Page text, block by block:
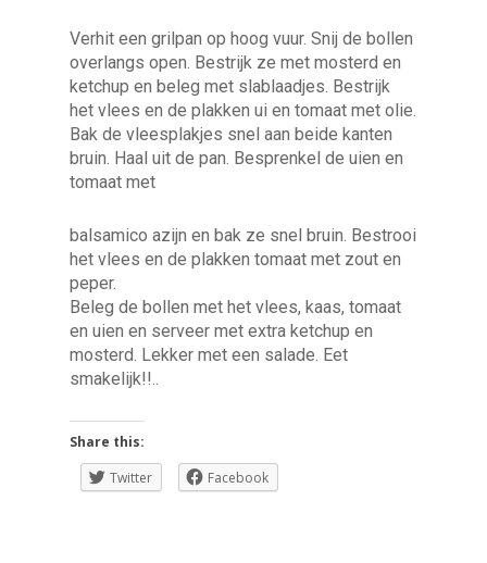
Verhit een grilpan op hoog vuur. Snij de bollen
overlangs open. Bestrijk ze met mosterd en
ketchup en beleg met slablaadjes. Bestrijk
het vlees en de plakken ui en tomaat met olie.
Bak de vleesplakjes snel aan beide kanten
bruin. Haal uit de pan. Besprenkel de uien en
tomaat met
balsamico azijn en bak ze snel bruin. Bestrooi
het vlees en de plakken tomaat met zout en
peper.
Beleg de bollen met het vlees, kaas, tomaat
en uien en serveer met extra ketchup en
mosterd. Lekker met een salade. Eet
smakelijk!!..
Share this:
Twitter
Facebook